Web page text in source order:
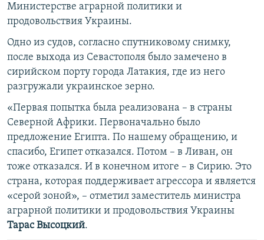
Министерстве аграрной политики и
продовольствия Украины.
Одно из судов, согласно спутниковому снимку,
после выхода из Севастополя было замечено в
сирийском порту города Латакия, где из него
разгружали украинское зерно.
«Первая попытка была реализована – в страны
Северной Африки. Первоначально было
предложение Египта. По нашему обращению, и
спасибо, Египет отказался. Потом – в Ливан, он
тоже отказался. И в конечном итоге – в Сирию. Это
страна, которая поддерживает агрессора и является
«серой зоной», – отметил заместитель министра
аграрной политики и продовольствия Украины
Тарас Высоцкий.